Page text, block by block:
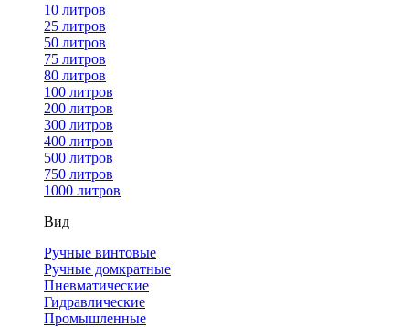
10 литров
25 литров
50 литров
75 литров
80 литров
100 литров
200 литров
300 литров
400 литров
500 литров
750 литров
1000 литров
Вид
Ручные винтовые
Ручные домкратные
Пневматические
Гидравлические
Промышленные